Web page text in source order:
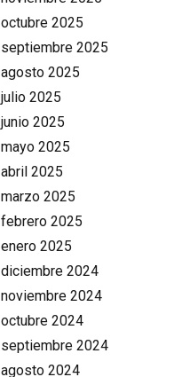
octubre 2025
septiembre 2025
agosto 2025
julio 2025
junio 2025
mayo 2025
abril 2025
marzo 2025
febrero 2025
enero 2025
diciembre 2024
noviembre 2024
octubre 2024
septiembre 2024
agosto 2024